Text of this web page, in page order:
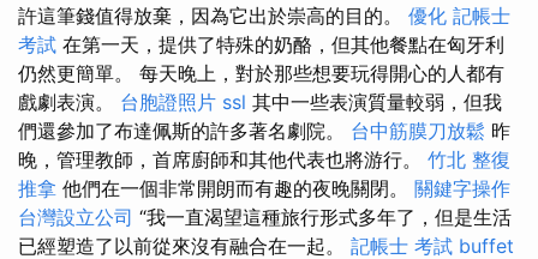
許這筆錢值得放棄，因為它出於崇高的目的。 優化 記帳士
考試 在第一天，提供了特殊的奶酪，但其他餐點在匈牙利
仍然更簡單。 每天晚上，對於那些想要玩得開心的人都有
戲劇表演。 台胞證照片 ssl 其中一些表演質量較弱，但我
們還參加了布達佩斯的許多著名劇院。 台中筋膜刀放鬆 昨
晚，管理教師，首席廚師和其他代表也將游行。 竹北 整復
推拿 他們在一個非常開朗而有趣的夜晚關閉。 關鍵字操作
台灣設立公司 “我一直渴望這種旅行形式多年了，但是生活
已經塑造了以前從來沒有融合在一起。 記帳士 考試 buffet